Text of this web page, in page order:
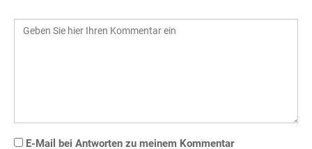
E-Mail bei Antworten zu meinem Kommentar